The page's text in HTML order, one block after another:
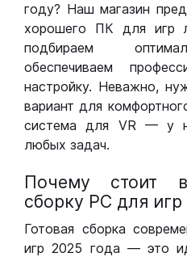
году? Наш магазин
хорошего ПК для игр
подбираем
обеспечиваем
настройку. Неважно,
вариант для
система для VR — у
любых задач.
Почему стоит
сборку РС для игр
Готовая сборка
игр 2025 года — это